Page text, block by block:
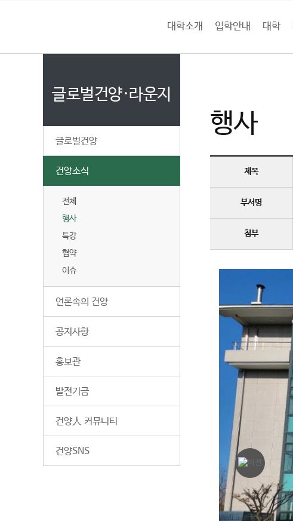
대학소개 입학안내 대학
글로벌건양·라운지
글로벌건양
건양소식
전체
행사
특강
협약
이슈
언론속의 건양
공지사항
홍보관
발전기금
건양人 커뮤니티
건양SNS
이
로
행사
제목
부서명
첨부